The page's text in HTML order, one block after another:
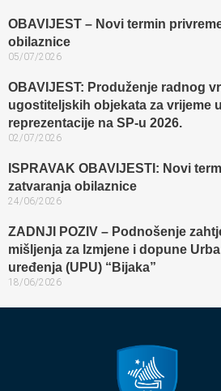
OBAVIJEST – Novi termin
obilaznice​
05/07/2026
OBAVIJEST: Produženje radnog
ugostiteljskih objekata za vrijeme
reprezentacije na SP-u 2026.
02/07/2026
ISPRAVAK OBAVIJESTI: Novi
zatvaranja obilaznice​
24/06/2026
ZADNJI POZIV – Podnošenje
mišljenja za Izmjene i dopune
uređenja (UPU) “Bijaka”
18/06/2026